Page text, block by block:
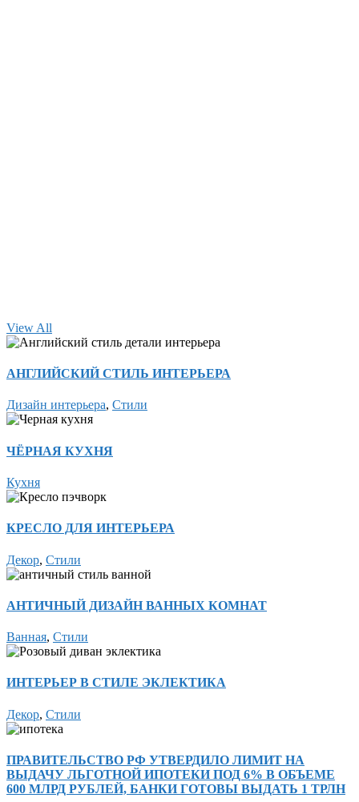
View All
АНГЛИЙСКИЙ СТИЛЬ ИНТЕРЬЕРА
Дизайн интерьера, Стили
ЧЁРНАЯ КУХНЯ
Кухня
КРЕСЛО ДЛЯ ИНТЕРЬЕРА
Декор, Стили
АНТИЧНЫЙ ДИЗАЙН ВАННЫХ КОМНАТ
Ванная, Стили
ИНТЕРЬЕР В СТИЛЕ ЭКЛЕКТИКА
Декор, Стили
ПРАВИТЕЛЬСТВО РФ УТВЕРДИЛО ЛИМИТ НА
ВЫДАЧУ ЛЬГОТНОЙ ИПОТЕКИ ПОД 6% В ОБЪЕМЕ
600 МЛРД РУБЛЕЙ, БАНКИ ГОТОВЫ ВЫДАТЬ 1 ТРЛН